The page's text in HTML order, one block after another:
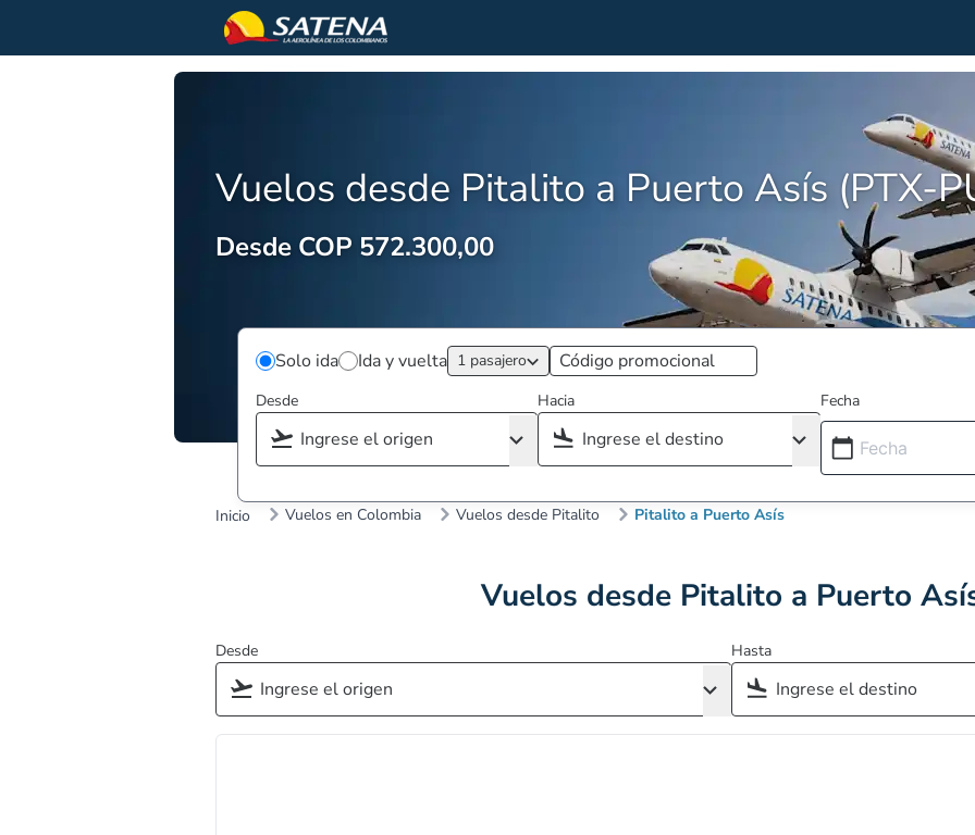
Vuelos desde Pitalito a Puerto Asís (PTX-
Desde COP 572.300,00
Solo ida Ida y vuelta 1 pasajero
Desde
Hacia Fecha
Inicio Vuelos en Colombia Vuelos desde Pitalito Pitalito a Puerto Asís
Vuelos desde Pitalito a Puerto
Desde Hasta